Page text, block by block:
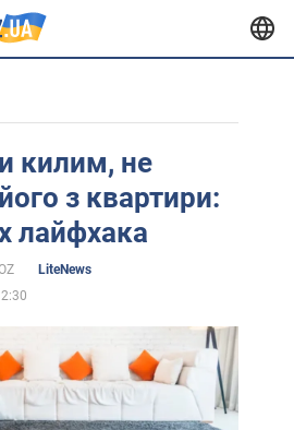
килим, не
з квартири:
лайфхака
LiteNews